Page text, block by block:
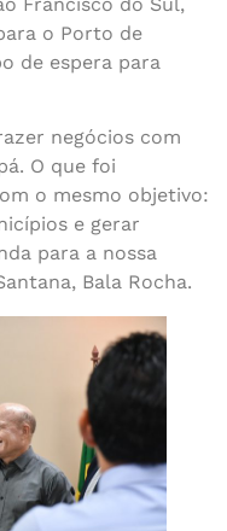
o Porto de
de espera para
negócios com
O que foi
o mesmo objetivo:
e gerar
para a nossa
Bala Rocha.